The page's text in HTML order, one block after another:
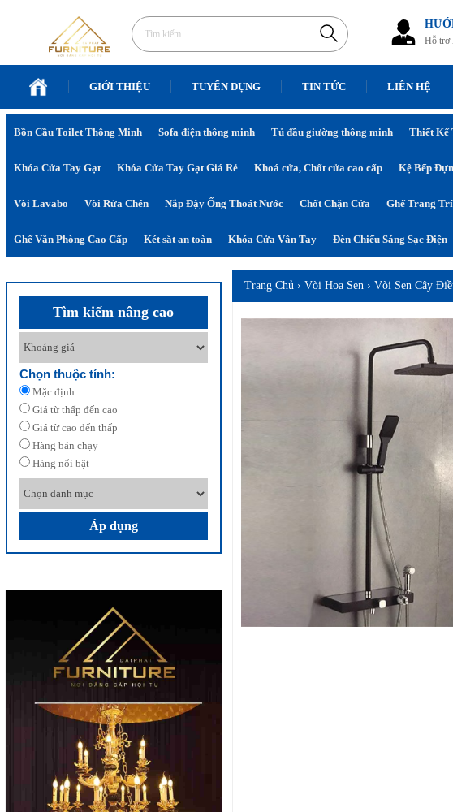
Hỗ trợ
GIỚI THIỆU TUYỂN DỤNG TIN TỨC LIÊN HỆ
Bồn Cầu Toilet Thông Minh Sofa điện thông minh Tủ đầu giường thông minh Thiết Kế
Khóa Cửa Tay Gạt Khóa Cửa Tay Gạt Giá Rẻ Khoá cửa, Chốt cửa cao cấp Kệ Bếp
Vòi Lavabo Vòi Rửa Chén Nắp Đậy Ống Thoát Nước Chốt Chặn Cửa Ghế Trang
Ghế Văn Phòng Cao Cấp Két sắt an toàn Khóa Cửa Vân Tay Đèn Chiếu Sáng Sạc Điện
Tìm kiếm nâng cao
Chọn thuộc tính:
Mặc định
Giá từ thấp đến cao
Giá từ cao đến thấp
Hàng bán chạy
Hàng nổi bật
Áp dụng
Trang Chủ ›Vòi Hoa Sen ›Vòi Sen Cây